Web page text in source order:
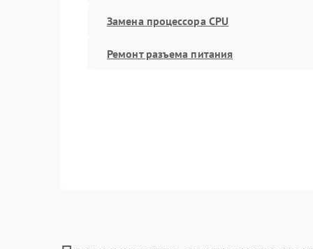
Замена процессора CPU
Ремонт разъема питания